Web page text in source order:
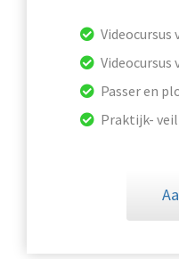
Videocursus
Videocursus
Passer en
Praktijk-